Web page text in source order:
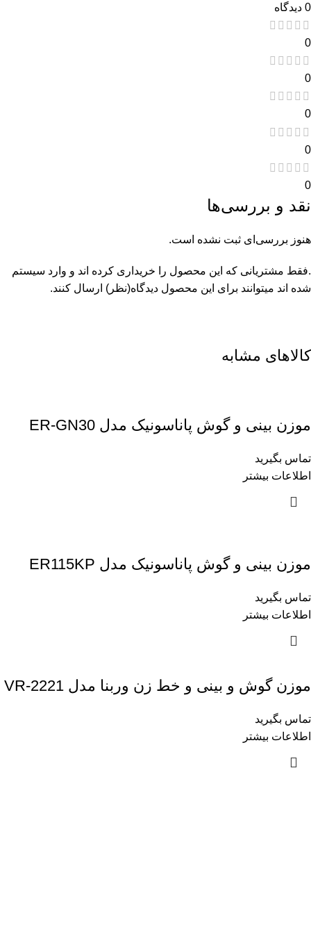
0 دیدگاه
0
0
0
0
0
نقد و بررسی‌ها
هنوز بررسی‌ای ثبت نشده است.
.فقط مشتریانی که این محصول را خریداری کرده اند و وارد سیستم
شده اند میتوانند برای این محصول دیدگاه(نظر) ارسال کنند.
کالاهای مشابه
موزن بینی و گوش پاناسونیک مدل ER-GN30
تماس بگیرید
اطلاعات بیشتر
موزن بینی و گوش پاناسونیک مدل ER115KP
تماس بگیرید
اطلاعات بیشتر
موزن گوش و بینی و خط زن وربنا مدل VR-2221
تماس بگیرید
اطلاعات بیشتر